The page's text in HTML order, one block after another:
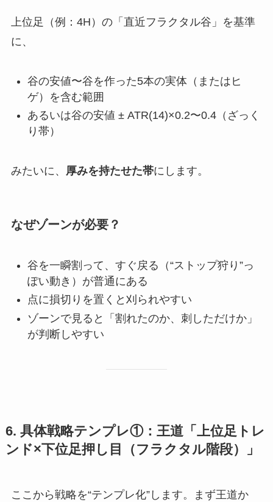
上位足（例：4H）の「直近フラクタル谷」を基準
に、
谷の安値〜谷を作った5本の実体（またはヒ
ゲ）を含む範囲
あるいは谷の安値 ± ATR(14)×0.2〜0.4（ざっく
り帯）
みたいに、 厚みを持たせた帯にします。
なぜゾーンが必要？
谷を一瞬割って、すぐ戻る（“ストップ狩り”っ
ぽい動き）が普通にある
点に損切りを置くと刈られやすい
ゾーンで見ると「割れたのか、刺しただけか」
が判断しやすい
6. 具体戦略テンプレ①：王道「上位足トレ
ンド×下位足押し目（フラクタル階段）」
ここから戦略を“テンプレ化”します。まず王道か